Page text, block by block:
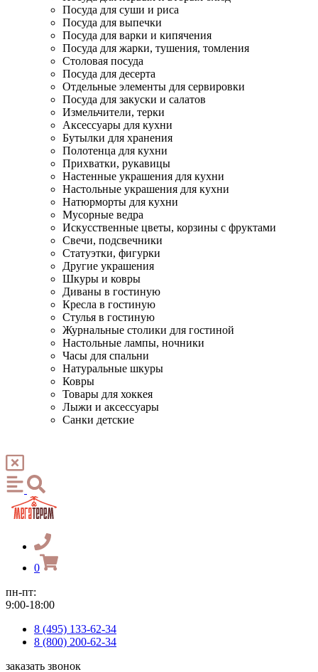
Посуда для суши и риса
Посуда для выпечки
Посуда для варки и кипячения
Посуда для жарки, тушения, томления
Столовая посуда
Посуда для десерта
Отдельные элементы для сервировки
Посуда для закуски и салатов
Измельчители, терки
Аксессуары для кухни
Бутылки для хранения
Полотенца для кухни
Прихватки, рукавицы
Настенные украшения для кухни
Настольные украшения для кухни
Натюрморты для кухни
Мусорные ведра
Искусственные цветы, корзины с фруктами
Свечи, подсвечники
Статуэтки, фигурки
Другие украшения
Шкуры и ковры
Диваны в гостиную
Кресла в гостиную
Стулья в гостиную
Журнальные столики для гостиной
Настольные лампы, ночники
Часы для спальни
Натуральные шкуры
Ковры
Товары для хоккея
Лыжи и аксессуары
Санки детские
0
пн-пт:
9:00-18:00
8 (495) 133-62-34
8 (800) 200-62-34
заказать звонок